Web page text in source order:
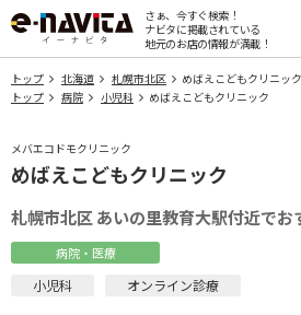
さぁ、今すぐ検索！
ナビタに掲載されている
地元のお店の情報が満載！
トップ 北海道 札幌市北区
めばえこどもクリニック
トップ
病院 小児科 めばえこどもクリニック
メバエコドモクリニック
めばえこどもクリニック
札幌市北区 あいの里教育大駅付近でお
病院・医療
小児科 オンライン診療